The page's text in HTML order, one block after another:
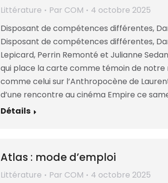
Littérature Par COM
4 octobre 2025
Disposant de compétences différentes,
Disposant de compétences différentes,
Lepicard, Perrin Remonté et Julianne
qui place la carte comme témoin de notre
comme celui sur l’Anthropocène de
d’une rencontre au cinéma Empire ce
Détails
Atlas : mode d’emploi
Littérature Par COM
4 octobre 2025